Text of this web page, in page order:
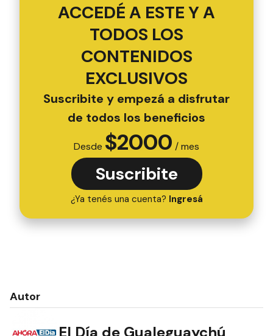
ACCEDÉ A ESTE Y A
TODOS LOS
CONTENIDOS
EXCLUSIVOS
Suscribite y empezá a disfrutar
de todos los beneficios
Desde $2000 / mes
Suscribite
¿Ya tenés una cuenta? Ingresá
Autor